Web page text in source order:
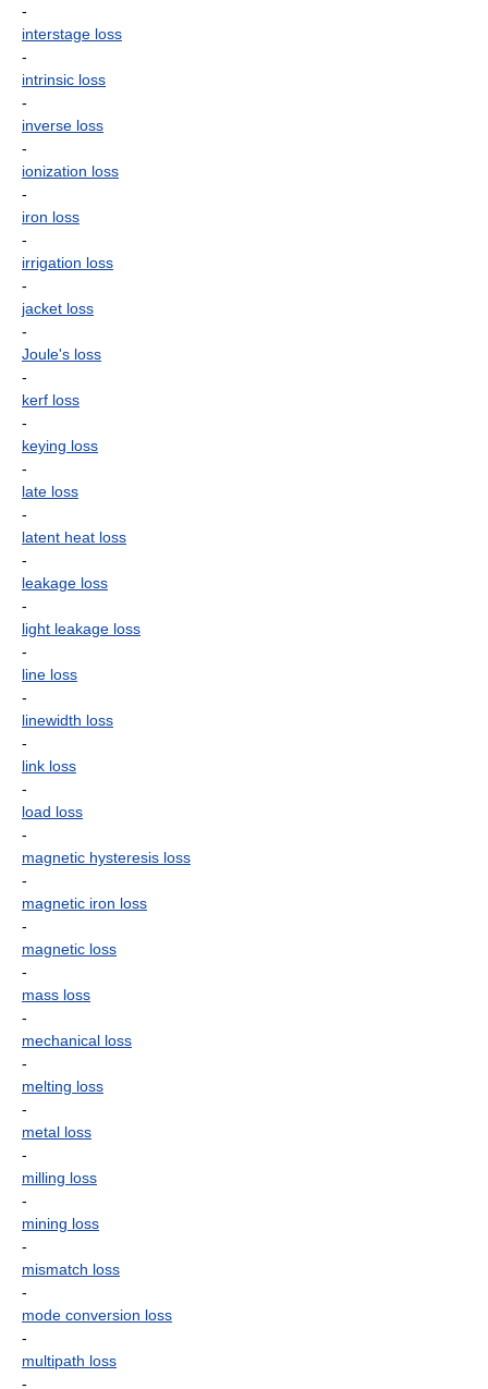
-
interstage loss
-
intrinsic loss
-
inverse loss
-
ionization loss
-
iron loss
-
irrigation loss
-
jacket loss
-
Joule's loss
-
kerf loss
-
keying loss
-
late loss
-
latent heat loss
-
leakage loss
-
light leakage loss
-
line loss
-
linewidth loss
-
link loss
-
load loss
-
magnetic hysteresis loss
-
magnetic iron loss
-
magnetic loss
-
mass loss
-
mechanical loss
-
melting loss
-
metal loss
-
milling loss
-
mining loss
-
mismatch loss
-
mode conversion loss
-
multipath loss
-